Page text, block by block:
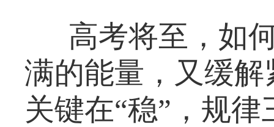
高考将至，如
满的能量，又缓
关键在“稳”，规